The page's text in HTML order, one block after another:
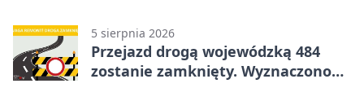
5 sierpnia 2026
Przejazd drogą wojewódzką 484
zostanie zamknięty. Wyznaczono